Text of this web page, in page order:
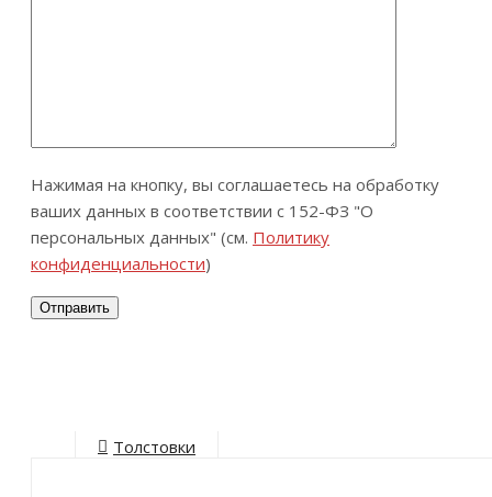
Нажимая на кнопку, вы соглашаетесь на обработку
ваших данных в соответствии с 152-ФЗ "О
персональных данных" (см. Политику
конфиденциальности)
Толстовки